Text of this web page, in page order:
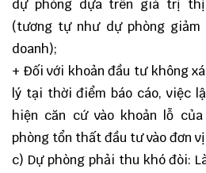
dự phòng dựa trên giá trị
(tương tự như dự phòng giảm
doanh);
+ Đối với khoản đầu tư không
lý tại thời điểm báo cáo, việc
hiện căn cứ vào khoản lỗ
phòng tổn thất đầu tư vào đơn
c) Dự phòng phải thu khó đòi: